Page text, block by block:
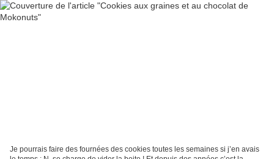
Je pourrais faire des fournées des cookies toutes les semaines si j’en avais